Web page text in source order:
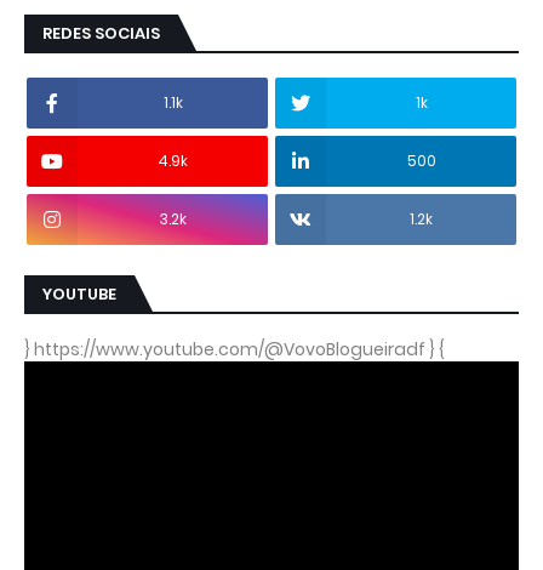
REDES SOCIAIS
1.1k 1k
4.9k 500
3.2k 1.2k
YOUTUBE
} https://www.youtube.com/@VovoBlogueiradf } {